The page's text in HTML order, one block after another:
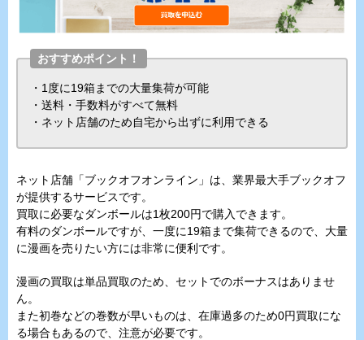
おすすめポイント！
・1度に19箱までの大量集荷が可能
・送料・手数料がすべて無料
・ネット店舗のため自宅から出ずに利用できる
ネット店舗「ブックオフオンライン」は、業界最大手ブックオフ
が提供するサービスです。
買取に必要なダンボールは1枚200円で購入できます。
有料のダンボールですが、一度に19箱まで集荷できるので、大量
に漫画を売りたい方には非常に便利です。
漫画の買取は単品買取のため、セットでのボーナスはありませ
ん。
また初巻などの巻数が早いものは、在庫過多のため0円買取にな
る場合もあるので、注意が必要です。